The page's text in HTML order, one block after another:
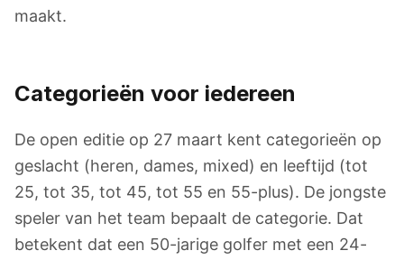
maakt.
Categorieën voor iedereen
De open editie op 27 maart kent categorieën op
geslacht (heren, dames, mixed) en leeftijd (tot
25, tot 35, tot 45, tot 55 en 55-plus). De jongste
speler van het team bepaalt de categorie. Dat
betekent dat een 50-jarige golfer met een 24-